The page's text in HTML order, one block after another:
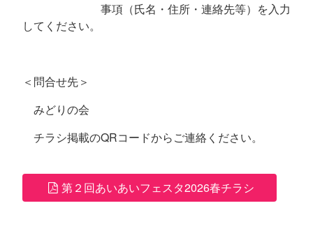
事項（氏名・住所・連絡先等）を入力
してください。
＜問合せ先＞
みどりの会
チラシ掲載のQRコードからご連絡ください。
第２回あいあいフェスタ2026春チラシ